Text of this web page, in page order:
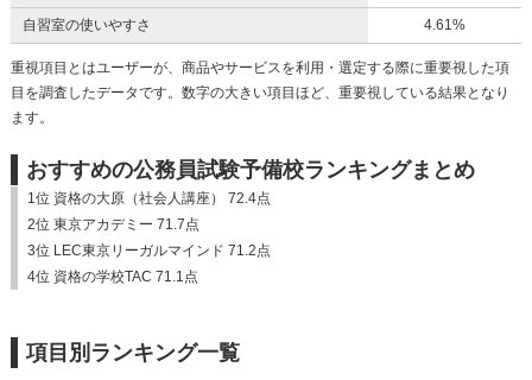
自習室の使いやすさ 4.61%
重視項目とはユーザーが、商品やサービスを利用・選定する際に重要視した項
目を調査したデータです。数字の大きい項目ほど、重要視している結果となり
ます。
おすすめの公務員試験予備校ランキングまとめ
1位 資格の大原（社会人講座） 72.4点
2位 東京アカデミー 71.7点
3位 LEC東京リーガルマインド 71.2点
4位 資格の学校TAC 71.1点
項目別ランキング一覧